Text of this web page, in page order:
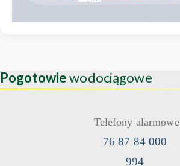
Pogotowiewodociągowe
Telefony alarmowe
76 87 84 000
994